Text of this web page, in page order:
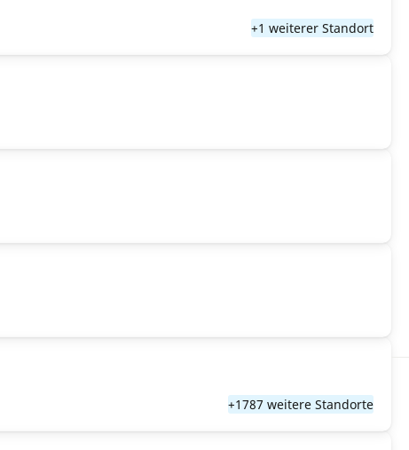
+1 weiterer Standort
+1787 weitere Standorte